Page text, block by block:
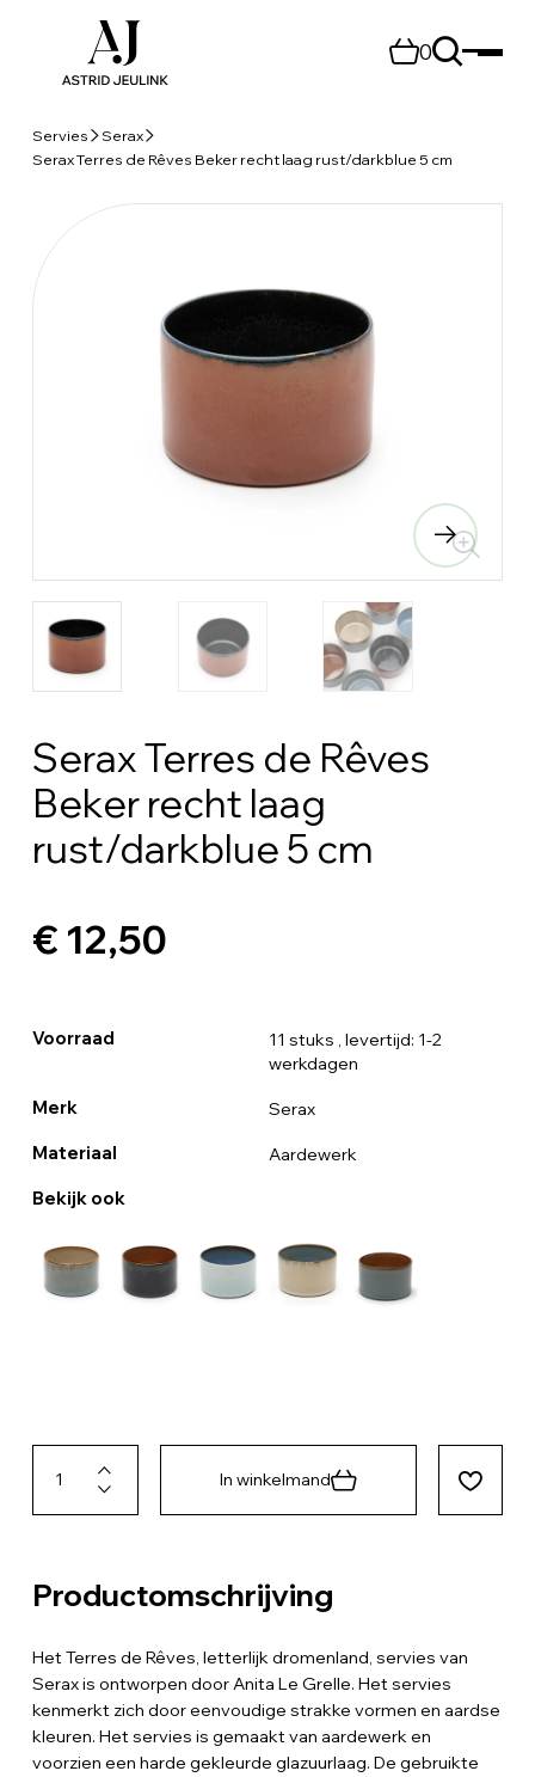
0
Servies
Serax
Serax Terres de Rêves Beker recht laag rust/darkblue 5 cm
Serax Terres de Rêves
Beker recht laag
rust/darkblue 5 cm
€ 12,50
Voorraad 11 stuks , levertijd: 1-2
werkdagen
Merk Serax
Materiaal Aardewerk
Bekijk ook
In winkelmand
Productomschrijving
Het Terres de Rêves, letterlijk dromenland, servies van
Serax is ontworpen door Anita Le Grelle. Het servies
kenmerkt zich door eenvoudige strakke vormen en aardse
kleuren. Het servies is gemaakt van aardewerk en
voorzien een harde gekleurde glazuurlaag. De gebruikte